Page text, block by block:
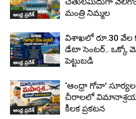
ఆంధ్ర ప్రదేశ్
మంత్రి నిమ్మల
ఆంధ్ర ప్రదేశ్
విశాఖలో రూ.30 వేల
డేటా సెంటర్.. ఒక్కో
పెట్టుబడి
ఆంధ్ర ప్రదేశ్
‘ఆంధ్రా గోవా’
చీరాలలో విమానాశ్రయం
కీలక ప్రకటన